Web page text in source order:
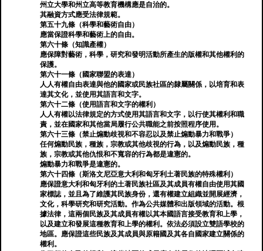
州立大學和州立高等教育機構應是自治的。
其融資方式應受法律規範。
第五十九條（科學和藝術自由）
應當保證科學和藝術上的自由。
第六十條（知識產權）
應保障對藝術，科學，研究和發明活動所產生的版權和其他權利的
保護。
第六十一條（國家聯盟的表達）
人人有權自由表達與他的國家或民族社區的隸屬關係，以培育和表
達其文化，並使用其語言和文字。
第六十二條（使用語言和文字的權利）
人人有權以法律規定的方式使用其語言和文字，以行使其權利和職
責，並在國家和其他當局履行公共職能之前按照程序使用。
第六十三條（禁止煽動歧視和不容忍以及禁止煽動暴力和戰爭）
任何煽動民族，種族，宗教或其他歧視的行為，以及煽動民族，種
族，宗教或其他仇恨和不寬容的行為都是違憲的。
煽動暴力和戰爭是違憲的。
第六十四條（斯洛文尼亞意大利和匈牙利土著民族的特殊權利）
應保證意大利和匈牙利的土著民族社區及其成員有權自由使用其國
家標誌，並且為了維護其民族身份，還有權建立組織並開展經濟，
文化，科學研究和研究活動。作為公共媒體和出版領域的活動。根
據法律，這兩個民族及其成員有權以其本國語言接受教育和上學，
以及建立和發展這種教育和上學的權利。依法必須設立雙語學校的
地區。應保證這些民族及其成員與原籍國及其各自國家建立關係的
權利。